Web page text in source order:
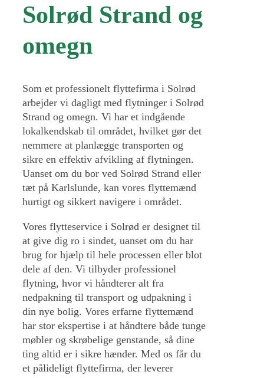
Solrød Strand og
omegn
Som et professionelt flyttefirma i Solrød
arbejder vi dagligt med flytninger i Solrød
Strand og omegn. Vi har et indgående
lokalkendskab til området, hvilket gør det
nemmere at planlægge transporten og
sikre en effektiv afvikling af flytningen.
Uanset om du bor ved Solrød Strand eller
tæt på Karlslunde, kan vores flyttemænd
hurtigt og sikkert navigere i området.
Vores flytteservice i Solrød er designet til
at give dig ro i sindet, uanset om du har
brug for hjælp til hele processen eller blot
dele af den. Vi tilbyder professionel
flytning, hvor vi håndterer alt fra
nedpakning til transport og udpakning i
din nye bolig. Vores erfarne flyttemænd
har stor ekspertise i at håndtere både tunge
møbler og skrøbelige genstande, så dine
ting altid er i sikre hænder. Med os får du
et pålideligt flyttefirma, der leverer